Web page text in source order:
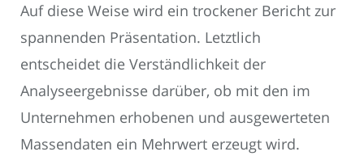
Auf diese Weise wird ein trockener Bericht zur
spannenden Präsentation. Letztlich
entscheidet die Verständlichkeit der
Analyseergebnisse darüber, ob mit den im
Unternehmen erhobenen und ausgewerteten
Massendaten ein Mehrwert erzeugt wird.